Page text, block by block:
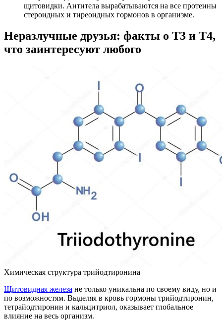
щитовидки. Антитела вырабатываются на все протеины
стероидных и тиреоидных гормонов в организме.
Неразлучные друзья: факты о Т3 и Т4,
что заинтересуют любого
Химическая структура трийодтиронина
Щитовидная железа не только уникальна по своему виду, но и
по возможностям. Выделяя в кровь гормоны трийодтиронин,
тетрайодтиронин и кальцитриол, оказывает глобальное
влияние на весь организм.